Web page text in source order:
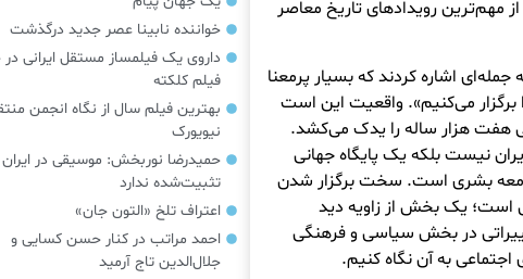
مهم‌ترین رویدادهای تاریخ معاصر
جمله‌ای اشاره کردند که بسیار پرمعنا
برگزار می‌کنیم». واقعیت این است
هفت هزار ساله را یدک می‌کشد.
نیست بلکه یک پایگاه جهانی
بشری است. سخت برگزار شدن
است؛ یک بخش از زاویه دید
در بخش سیاسی و فرهنگی
به آن نگاه کنیم.
خواننده نابینا عصر جدید درگذشت
داروی یک فیلمساز مستقل ایرانی در
فیلم کلکته
بهترین فیلم سال از نگاه انجمن
نیویورک
حمیدرضا نوربخش: موسیقی در
تثبیت‌شده ندارد
اعتراف تلخ «التون جان»
احمد مراتب در کنار حسن کسایی و
جلال‌الدین تاج آرمید